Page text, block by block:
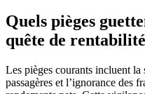
Quels pièges
quête de
Les pièges courants incluent la
passagères et l’ignorance des